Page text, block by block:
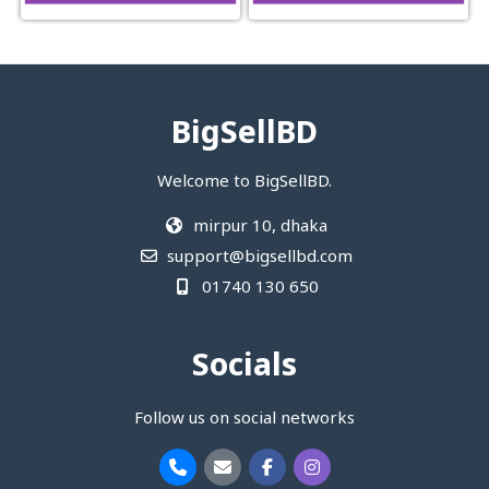
BigSellBD
Welcome to BigSellBD.
mirpur 10, dhaka
support@bigsellbd.com
01740 130 650
Socials
Follow us on social networks